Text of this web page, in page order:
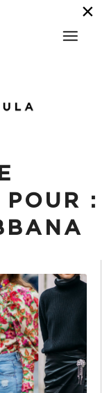
POUR :